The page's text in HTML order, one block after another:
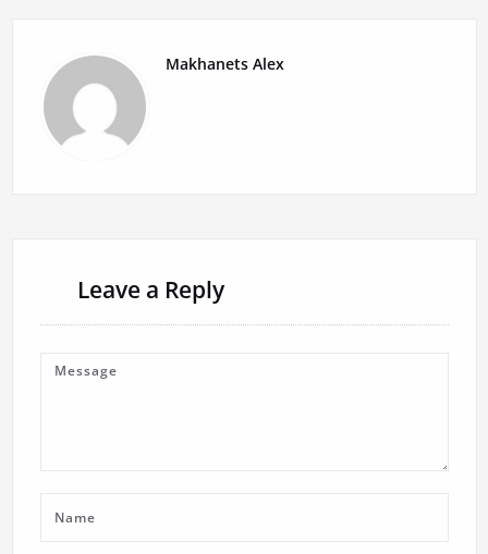
Makhanets Alex
Leave a Reply